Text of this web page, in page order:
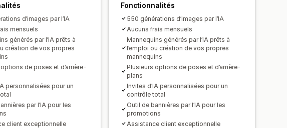
d’images par l’IA
mensuels
générés par l’IA prêts à
création de vos propres
de poses et d’arrière-
personnalisées pour un
par l’IA pour les
client exceptionnelle
Fonctionnalités
550 générations d’images par l’IA
Aucuns frais mensuels
Mannequins générés par l’IA prêts à
l’emploi ou création de vos propres
mannequins
Plusieurs options de poses et d’arrière-
plans
Invites d’IA personnalisées pour un
contrôle total
Outil de bannières par l’IA pour les
promotions
Assistance client exceptionnelle